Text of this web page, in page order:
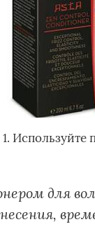
Используйте
для